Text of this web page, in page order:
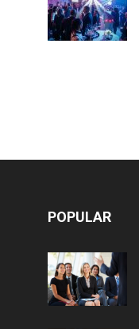
POPULAR